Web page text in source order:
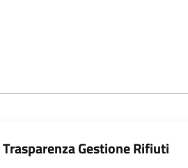
Trasparenza Gestione Rifiuti